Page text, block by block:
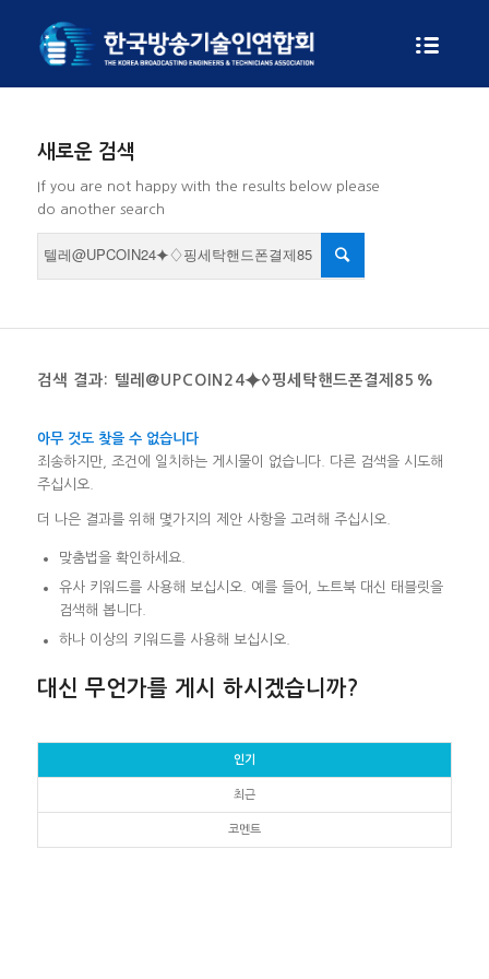
새로운 검색
If you are not happy with the results below please
do another search
검색 결과: 텔레@UPCOIN24⯌♢핑세탁핸드폰결제85%
아무 것도 찾을 수 없습니다
죄송하지만, 조건에 일치하는 게시물이 없습니다. 다른 검색을 시도해
주십시오.
더 나은 결과를 위해 몇가지의 제안 사항을 고려해 주십시오.
맞춤법을 확인하세요.
유사 키워드를 사용해 보십시오. 예를 들어, 노트북 대신 태블릿을
검색해 봅니다.
하나 이상의 키워드를 사용해 보십시오.
대신 무언가를 게시 하시겠습니까?
인기
최근
코멘트